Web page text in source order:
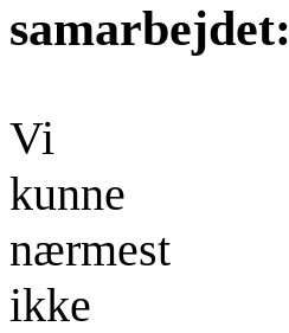
samarbejdet:
Vi
kunne
nærmest
ikke